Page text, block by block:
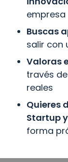
empresa
Buscas
salir con
Valoras
través
reales
Quieres
Startup
forma